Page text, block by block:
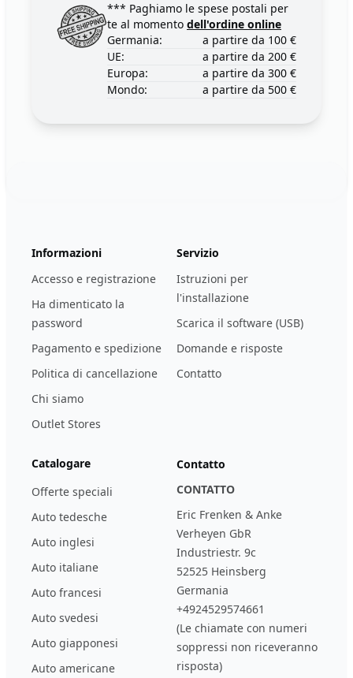
*** Paghiamo le spese postali per
te al momento dell'ordine online
Germania:
a partire da 100 €
UE:
a partire da 200 €
Europa:
a partire da 300 €
Mondo:
a partire da 500 €
Informazioni
Accesso e registrazione
Ha dimenticato la
password
Pagamento e spedizione
Politica di cancellazione
Chi siamo
Outlet Stores
Servizio
Istruzioni per
l'installazione
Scarica il software (USB)
Domande e risposte
Contatto
Catalogare
Offerte speciali
Auto tedesche
Auto inglesi
Auto italiane
Auto francesi
Auto svedesi
Auto giapponesi
Auto americane
Contatto
CONTATTO
Eric Frenken & Anke
Verheyen GbR
Industriestr. 9c
52525 Heinsberg
Germania
+4924529574661
(Le chiamate con numeri
soppressi non riceveranno
risposta)